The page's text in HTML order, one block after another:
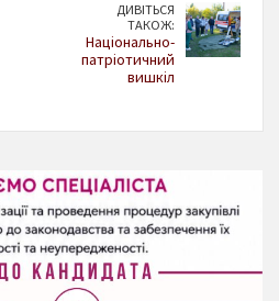
ДИВІТЬСЯ
ТАКОЖ:
Національно-
патріотичний
вишкіл